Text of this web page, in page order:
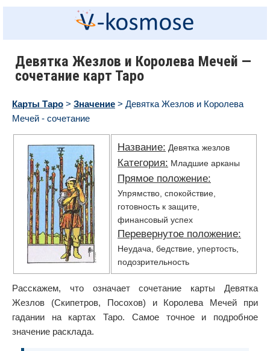
Девятка Жезлов и Королева Мечей —
сочетание карт Таро
Карты Таро > Значение > Девятка Жезлов и Королева
Мечей - сочетание
Название: Девятка жезлов
Категория: Младшие арканы
Прямое положение:
Упрямство, спокойствие,
готовность к защите,
финансовый успех
Перевернутое положение:
Неудача, бедствие, упертость,
подозрительность
Расскажем, что означает сочетание карты Девятка
Жезлов (Скипетров, Посохов) и Королева Мечей при
гадании на картах Таро. Самое точное и подробное
значение расклада.